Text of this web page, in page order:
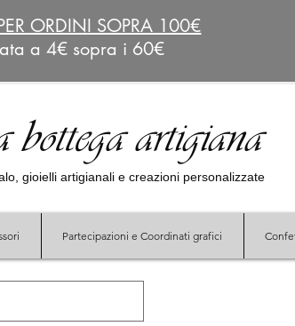
ORDINI SOPRA 100€
a 4€ sopra i 60€
artigiana
gioielli artigianali e creazioni personalizzate
Partecipazioni e Coordinati grafici